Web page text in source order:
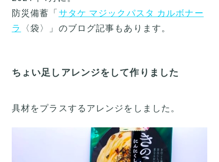
防災備蓄「サタケ マジックパスタ カルボナー
ラ
〈袋〉」のブログ記事もあります。
ちょい足しアレンジをして作りました
具材をプラスするアレンジをしました。